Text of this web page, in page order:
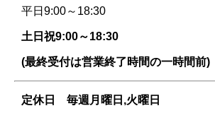
平日9:00～18:30
土日祝9:00～18:30
(最終受付は営業終了時間の一時間前)
定休日 毎週 月曜日,火曜日